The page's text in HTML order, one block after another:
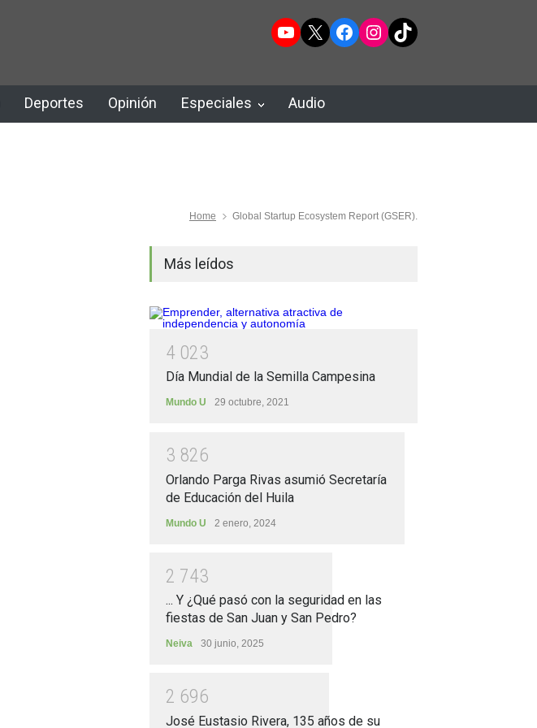
YouTube
X Facebook
Instagram
TikTok
Deportes Opinión Especiales Audio
Home Global Startup Ecosystem Report (GSER).
Más leídos
4 023
Día Mundial de la Semilla Campesina
Mundo U 29 octubre, 2021
3 826
Orlando Parga Rivas asumió Secretaría
de Educación del Huila
Mundo U 2 enero, 2024
2 743
... Y ¿Qué pasó con la seguridad en las
fiestas de San Juan y San Pedro?
Neiva 30 junio, 2025
2 696
José Eustasio Rivera, 135 años de su